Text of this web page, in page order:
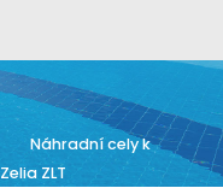
Náhradní cely k
Zelia ZLT